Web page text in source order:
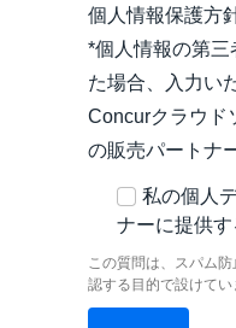
個人情報保護方
*個人情報の第三
た場合、入力い
Concurクラウド
の販売パートナ
私の個人
ナーに提供す
この質問は、スパム
認する目的で設けてい